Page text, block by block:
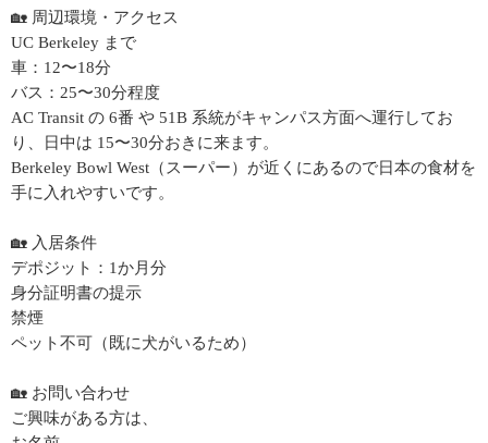
🏡 周辺環境・アクセス
UC Berkeley まで
車：12〜18分
バス：25〜30分程度
AC Transit の 6番 や 51B 系統がキャンパス方面へ運行してお
り、日中は 15〜30分おきに来ます。
Berkeley Bowl West（スーパー）が近くにあるので日本の食材を
手に入れやすいです。
🏡 入居条件
デポジット：1か月分
身分証明書の提示
禁煙
ペット不可（既に犬がいるため）
🏡 お問い合わせ
ご興味がある方は、